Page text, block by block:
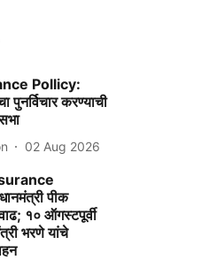
Pollicy:
पुनर्विचार करण्याची
02 Aug 2026
पीक
१० ऑगस्टपूर्वी
भरणे यांचे